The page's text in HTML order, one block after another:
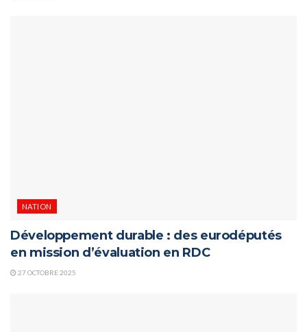
NATION
Développement durable : des eurodéputés
en mission d’évaluation en RDC
27 OCTOBRE 2025